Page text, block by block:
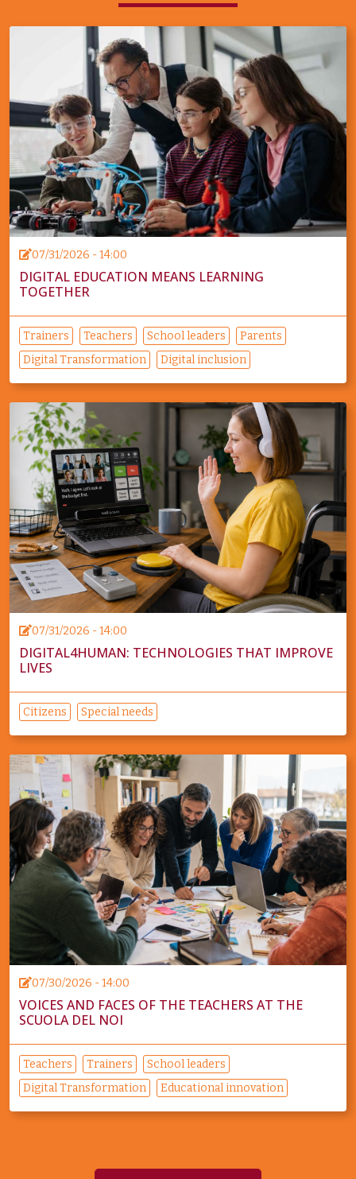
07/31/2026 - 14:00
DIGITAL EDUCATION MEANS LEARNING
TOGETHER
Trainers Teachers School leaders
Parents
Digital Transformation
Digital inclusion
07/31/2026 - 14:00
DIGITAL4HUMAN: TECHNOLOGIES THAT IMPROVE
LIVES
Citizens Special needs
07/30/2026 - 14:00
VOICES AND FACES OF THE TEACHERS AT THE
SCUOLA DEL NOI
Teachers Trainers
School leaders
Digital Transformation
Educational innovation